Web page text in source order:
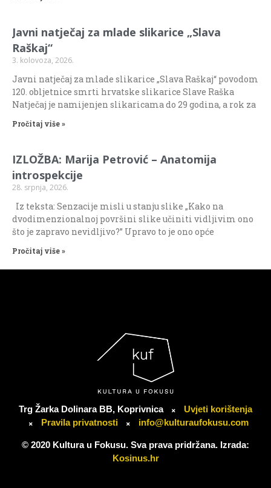
Javni natječaj za mlade slikarice „Slava
Raškaj“
3. kolovoza, 2026.
Javni natječaj za mlade slikarice „Slava Raškaj“ povodom
120. obljetnice smrti hrvatske slikarice Slave Raška
Natječaj je namijenjen slikaricama do 29 godina, a rok za
Pročitaj više »
IZLOŽBA: Marija Petrović – Anatomija
introspekcije
28. srpnja, 2026.
Iz teksta: Senzacije misli u stanju slike „Kako na
dvodimenzionalnoj površini slike učiniti vidljivim ono
što je zapravo nevidljivo?” Upravo to je ono opće
Pročitaj više »
Trg Žarka Dolinara BB, Koprivnica
Uvjeti korištenja
Pravila privatnosti
info@kulturaufokusu.com
© 2020 Kultura u Fokusu. Sva prava pridržana. Izrada:
Kosinus.hr